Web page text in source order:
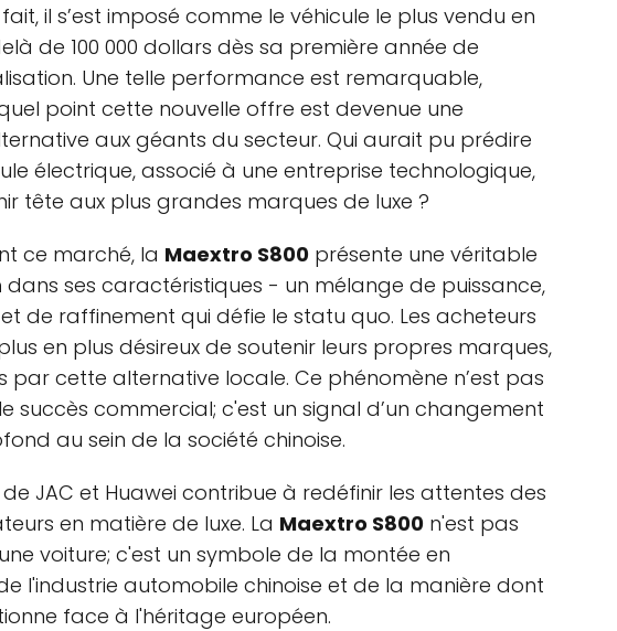
il s’est imposé comme le véhicule le plus vendu en
de 100 000 dollars dès sa première année de
Une telle performance est remarquable,
point cette nouvelle offre est devenue une
aux géants du secteur. Qui aurait pu prédire
électrique, associé à une entreprise technologique,
tête aux plus grandes marques de luxe ?
ce marché, la Maextro S800 présente une véritable
dans ses caractéristiques - un mélange de puissance,
de raffinement qui défie le statu quo. Les acheteurs
en plus désireux de soutenir leurs propres marques,
par cette alternative locale. Ce phénomène n’est pas
succès commercial; c'est un signal d’un changement
au sein de la société chinoise.
de JAC et Huawei contribue à redéfinir les attentes des
en matière de luxe. La Maextro S800 n'est pas
voiture; c'est un symbole de la montée en
l'industrie automobile chinoise et de la manière dont
face à l'héritage européen.